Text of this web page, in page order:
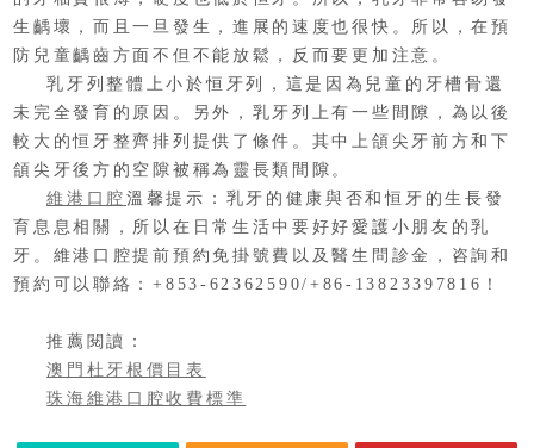
生齲壞，而且一旦發生，進展的速度也很快。所以，在預
防兒童齲齒方面不但不能放鬆，反而要更加注意。
乳牙列整體上小於恒牙列，這是因為兒童的牙槽骨還
未完全發育的原因。另外，乳牙列上有一些間隙，為以後
較大的恒牙整齊排列提供了條件。其中上頜尖牙前方和下
頜尖牙後方的空隙被稱為靈長類間隙。
維港口腔溫馨提示：乳牙的健康與否和恒牙的生長發
育息息相關，所以在日常生活中要好好愛護小朋友的乳
牙。維港口腔提前預約免掛號費以及醫生問診金，咨詢和
預約可以聯絡：+853-62362590/+86-13823397816！
推薦閱讀：
澳門杜牙根價目表
珠海維港口腔收費標準